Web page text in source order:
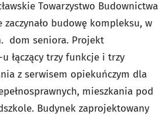
Towarzystwo Budownictwa
zaczynało budowę kompleksu, w
dom seniora. Projekt
u łączący trzy funkcje i trzy
z serwisem opiekuńczym dla
mieszkania pod
Budynek zaprojektowany